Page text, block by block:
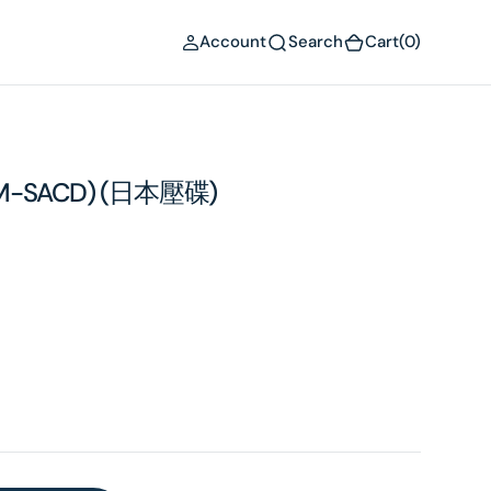
Account Search Cart(0)
SACD) (日本壓碟)